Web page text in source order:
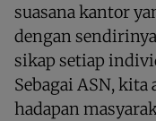
suasana kantor
dengan
sikap setiap
Sebagai ASN,
hadapan